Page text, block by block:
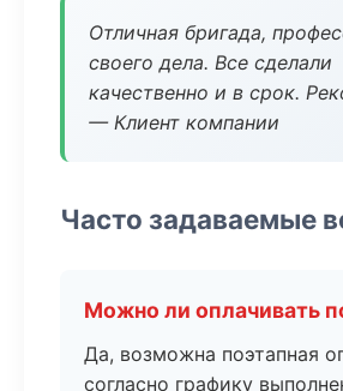
Отличная бригада,
своего дела. Все сделали
качественно и в срок.
— Клиент компании
Часто задаваемые
Можно ли оплачивать
Да, возможна поэтапная
согласно графику